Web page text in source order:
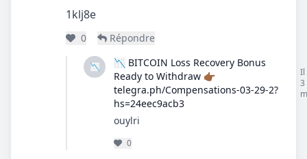
1klj8e
0 Répondre
📉
📉 BITCOIN Loss Recovery Bonus
Ready to Withdraw 👉🏾
telegra.ph/Compensations-03-29-2?
hs=24eec9acb3
Il
3
ouylri
0